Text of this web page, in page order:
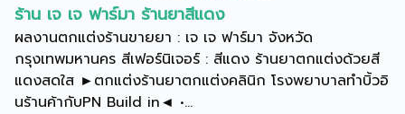
ร้าน เจ เจ ฟาร์มา ร้านยาสีแดง
ผลงานตกแต่งร้านขายยา : เจ เจ ฟาร์มา จังหวัด
กรุงเทพมหานคร สีเฟอร์นิเจอร์ : สีแดง ร้านยาตกแต่งด้วยสี
แดงสดใส ►ตกแต่งร้านยาตกแต่งคลินิก โรงพยาบาลทำบิ้วอิ
นร้านค้ากับPN Build in◄ •...